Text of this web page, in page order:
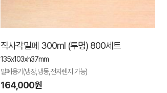
직사각밀폐 300ml (투명) 800세트
135x103xh37mm
밀폐용기(냉장,냉동,전자렌지 가능)
164,000원